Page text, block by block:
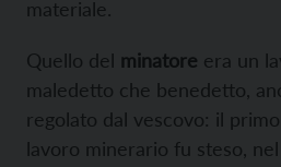
materiale.
Quello del minatore era un
maledetto che benedetto,
regolato dal vescovo: il
lavoro minerario fu steso,